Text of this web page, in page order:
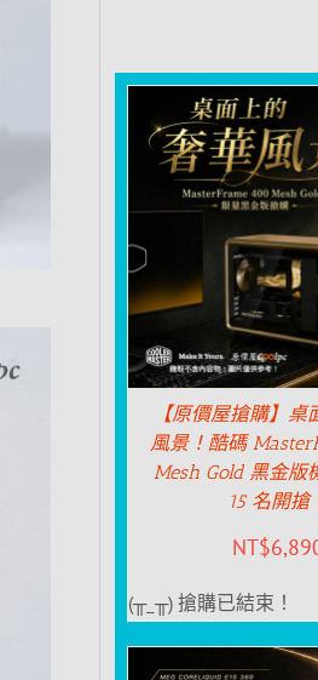
【原價屋搶購】桌
風景！酷碼
Mesh Gold 黑金版
15 名開搶
NT$
(╥_╥) 搶購已結束！